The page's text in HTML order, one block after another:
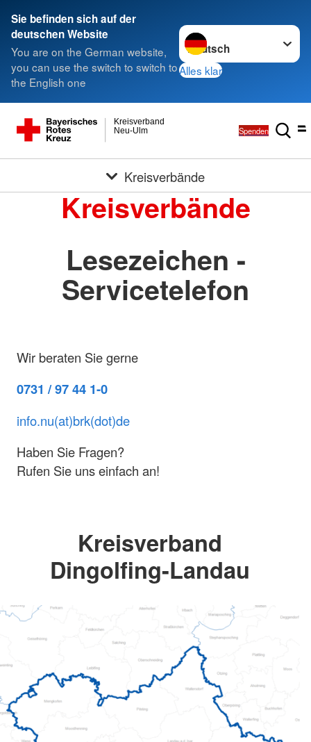
Sie befinden sich auf der
deutschen Website
You are on the German website,
you can use the switch to switch to
the English one
Sprache wechseln zu
Alles klar
Neu-Ulm
Kreisverband
Spenden
Kreisverbände
Kreisverbände
Lesezeichen -
Servicetelefon
Wir beraten Sie gerne
0731 / 97 44 1-0
info.nu(at)brk(dot)de
Haben Sie Fragen?
Rufen Sie uns einfach an!
Kreisverband
Dingolfing-Landau